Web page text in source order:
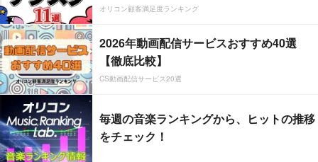
オリコン顧客満足度ランキング
2026年動画配信サービスおすすめ40選
【徹底比較】
CS動画配信サービス20選
毎週の音楽ランキングから、ヒットの推移
をチェック！